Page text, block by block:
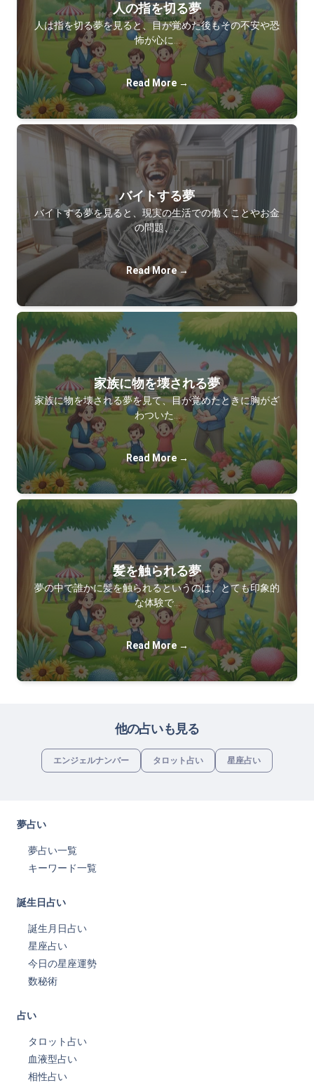
人の指を切る夢
人は指を切る夢を見ると、目が覚めた後もその不安や恐
怖が心に…
Read More →
バイトする夢
バイトする夢を見ると、現実の生活での働くことやお金
の問題、…
Read More →
家族に物を壊される夢
家族に物を壊される夢を見て、目が覚めたときに胸がざ
わついた…
Read More →
髪を触られる夢
夢の中で誰かに髪を触られるというのは、とても印象的
な体験で…
Read More →
他の占いも見る
エンジェルナンバー タロット占い 星座占い
夢占い
夢占い一覧
キーワード一覧
誕生日占い
誕生月日占い
星座占い
今日の星座運勢
数秘術
占い
タロット占い
血液型占い
相性占い